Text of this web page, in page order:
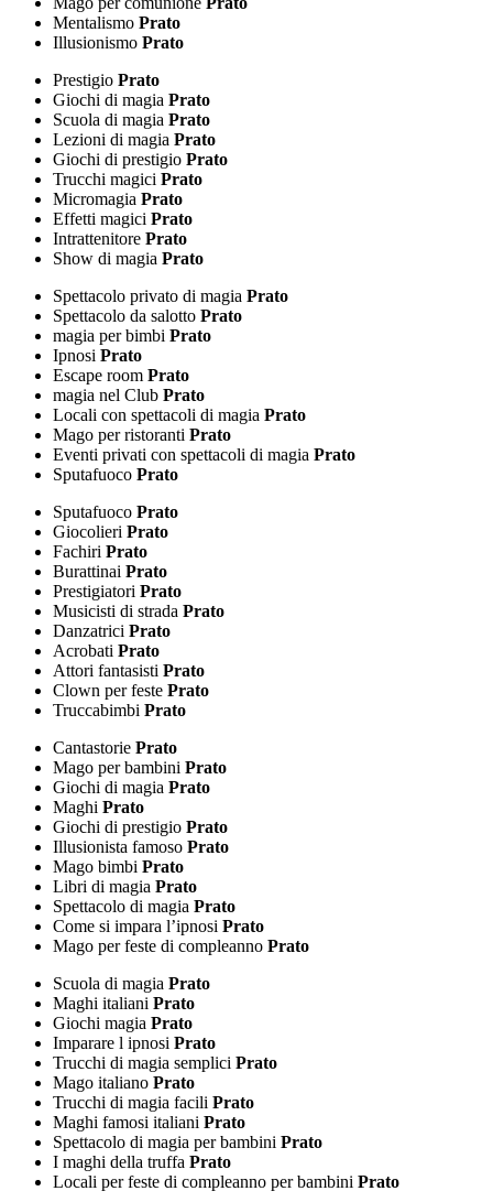
Mentalismo Prato
Illusionismo Prato
Prestigio Prato
Giochi di magia Prato
Scuola di magia Prato
Lezioni di magia Prato
Giochi di prestigio Prato
Trucchi magici Prato
Micromagia Prato
Effetti magici Prato
Intrattenitore Prato
Show di magia Prato
Spettacolo privato di magia Prato
Spettacolo da salotto Prato
magia per bimbi Prato
Ipnosi Prato
Escape room Prato
magia nel Club Prato
Locali con spettacoli di magia Prato
Mago per ristoranti Prato
Eventi privati con spettacoli di magia Prato
Sputafuoco Prato
Sputafuoco Prato
Giocolieri Prato
Fachiri Prato
Burattinai Prato
Prestigiatori Prato
Musicisti di strada Prato
Danzatrici Prato
Acrobati Prato
Attori fantasisti Prato
Clown per feste Prato
Truccabimbi Prato
Cantastorie Prato
Mago per bambini Prato
Giochi di magia Prato
Maghi Prato
Giochi di prestigio Prato
Illusionista famoso Prato
Mago bimbi Prato
Libri di magia Prato
Spettacolo di magia Prato
Come si impara l’ipnosi Prato
Mago per feste di compleanno Prato
Scuola di magia Prato
Maghi italiani Prato
Giochi magia Prato
Imparare l ipnosi Prato
Trucchi di magia semplici Prato
Mago italiano Prato
Trucchi di magia facili Prato
Maghi famosi italiani Prato
Spettacolo di magia per bambini Prato
I maghi della truffa Prato
Locali per feste di compleanno per bambini Prato